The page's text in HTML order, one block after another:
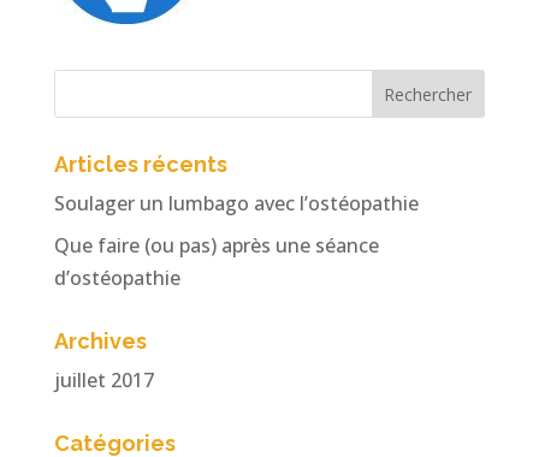
Articles récents
Soulager un lumbago avec l’ostéopathie
Que faire (ou pas) après une séance
d’ostéopathie
Archives
juillet 2017
Catégories